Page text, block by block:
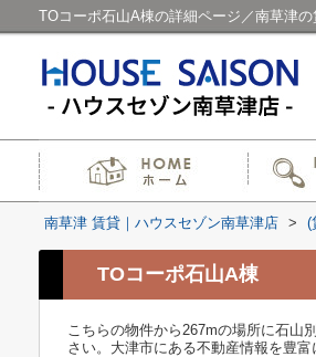
TOコーポ石山A棟の詳細ページ／南草津
南草津 賃貸｜ハウスセゾン南草津店 > (
TOコーポ石山A棟
こちらの物件から267mの場所に石山
さい。大津市にある不動産情報を豊